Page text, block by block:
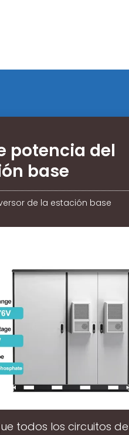
potencia del
base
de la estación base
todos los circuitos de